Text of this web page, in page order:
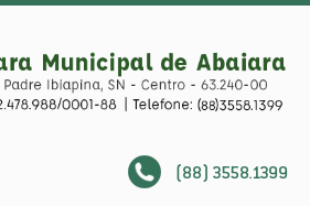
(88) 3558.1399